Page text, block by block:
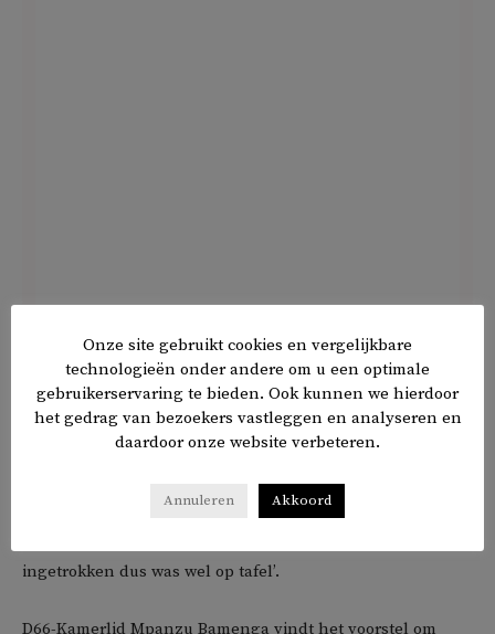
BBB-leider Caroline van der Plasvindtalle commotie maar
overdreven. ‘Evenfor the record: Verbod op bezit van
Koran is nooit ‘op tafel’ geweest bij de onderhandelingen.
Dit was een wetsvoorstel van jaren geleden waar nooit wat
onderhandelingen op de Zwaluwenberg is het
wetsvoorstel ingetrokken door Geert Wilders.’ Kritische X-
ingetrokken dus was wel op tafel’.
D66-Kamerlid Mpanzu Bamenga vindt het voorstel om
Onze site gebruikt cookies en vergelijkbare
technologieën onder andere om u een optimale
gebruikerservaring te bieden. Ook kunnen we hierdoor
het gedrag van bezoekers vastleggen en analyseren en
daardoor onze website verbeteren.
Annuleren Akkoord